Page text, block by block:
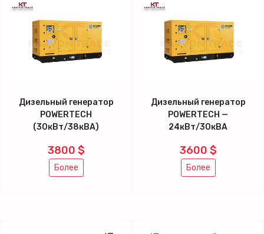
Дизельный генератор
POWERTECH
(30кВт/38кВА)
3800 $
Более
Дизельный генератор
POWERTECH —
24кВт/30кВА
3600 $
Более